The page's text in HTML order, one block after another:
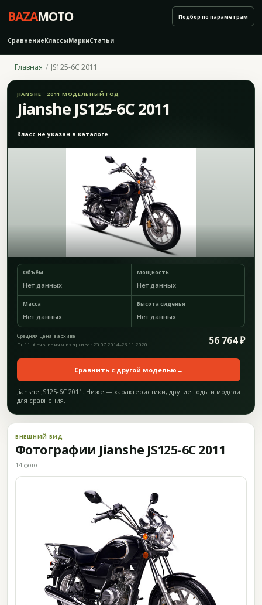
BAZAMOTO
СравнениеКлассыМаркиСтатьи
Подбор по параметрам
Главная JS125-6C 2011
JIANSHE · 2011 МОДЕЛЬНЫЙ ГОД
Jianshe JS125-6C 2011
Класс не указан в каталоге
Объём
Нет данных
Мощность
Нет данных
Масса
Нет данных
Высота сиденья
Нет данных
Средняя цена в архиве 56 764 ₽
По 11 объявлениям из архива · 25.07.2014–23.11.2020
Сравнить с другой моделью →
Jianshe JS125-6C 2011. Ниже — характеристики, другие годы и модели
для сравнения.
ВНЕШНИЙ ВИД
Фотографии Jianshe JS125-6C 2011
14 фото